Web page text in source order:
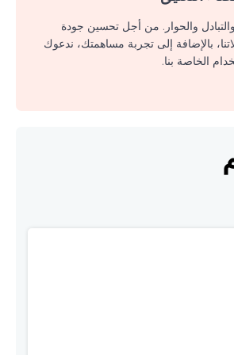
والحوار. من أجل تحسين جودة
بالإضافة إلى تجربة مساهمتك، ندعوك
الخاصة بنا.